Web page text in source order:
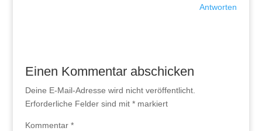
Antworten
Einen Kommentar abschicken
Deine E-Mail-Adresse wird nicht veröffentlicht.
Erforderliche Felder sind mit *markiert
Kommentar *